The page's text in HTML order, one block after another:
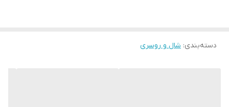
دسته‌بندی: شال و روسری